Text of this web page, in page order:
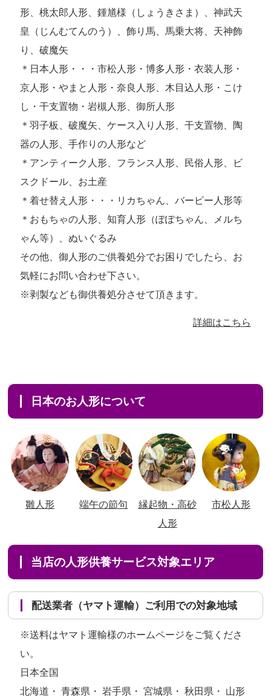
形、桃太郎人形、鍾馗様（しょうきさま）、神武天
皇（じんむてんのう）、飾り馬、馬乗大将、天神飾
り、破魔矢
＊日本人形・・・市松人形・博多人形・衣装人形・
京人形・やまと人形・奈良人形、木目込人形・こけ
し・干支置物・岩槻人形、御所人形
＊羽子板、破魔矢、ケース入り人形、干支置物、陶
器の人形、手作りの人形など
＊アンティーク人形、フランス人形、民俗人形、ビ
スクドール、お土産
＊着せ替え人形・・・リカちゃん、バービー人形等
＊おもちゃの人形、知育人形（ぽぽちゃん、メルち
ゃん等）、ぬいぐるみ
その他、御人形のご供養処分でお困りでしたら、お
気軽にお問い合わせ下さい。
※剥製なども御供養処分させて頂きます。
詳細はこちら
日本のお人形について
雛人形 端午の節句
縁起物・高砂
人形
市松人形
当店の人形供養サービス対象エリア
配送業者（ヤマト運輸）ご利用での対象地域
※送料はヤマト運輸様のホームページをご覧くださ
い。
日本全国
北海道・ 青森県・ 岩手県・ 宮城県・ 秋田県・ 山形